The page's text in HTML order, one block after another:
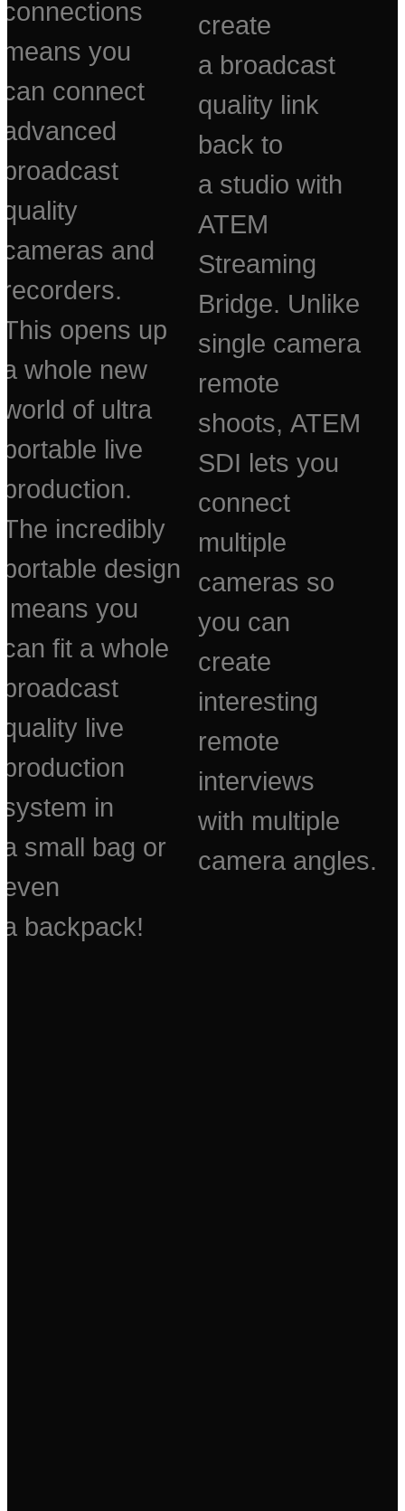
connections
means you
can connect
advanced
broadcast
quality
cameras and
recorders.
This opens up
a whole new
world of ultra
portable live
production.
The incredibly
portable design
means you
can fit a whole
broadcast
quality live
production
system in
a small bag or
even
a backpack!
create
a broadcast
quality link
back to
a studio with
ATEM
Streaming
Bridge. Unlike
single camera
remote
shoots, ATEM
SDI lets you
connect
multiple
cameras so
you can
create
interesting
remote
interviews
with multiple
camera angles.